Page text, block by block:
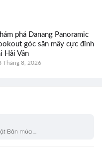
phá Danang Panoramic
góc săn mây cực đỉnh
Hải Vân
Tháng 8, 2026
Bản mùa ...